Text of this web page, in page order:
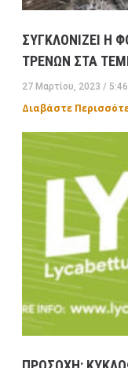
ΣΥΓΚΛΟΝΙΖΕΙ Η
ΤΡΕΝΩΝ ΣΤΑ
27 Μαρτίου, 2023
Διαβάστε